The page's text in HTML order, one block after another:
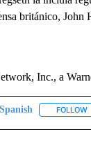
británico, John
Inc., a
FOLLOW